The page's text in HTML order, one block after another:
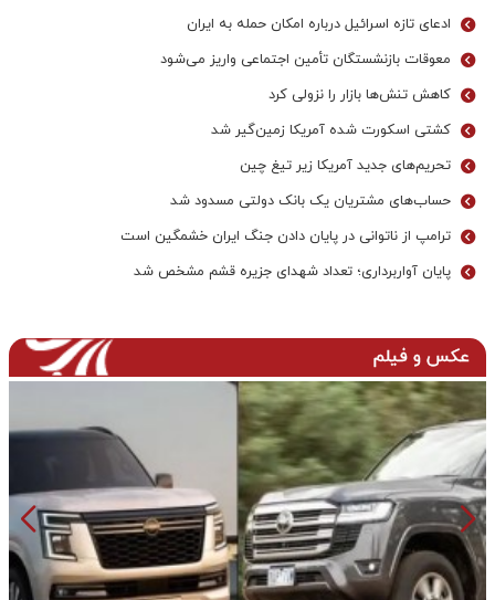
ادعای تازه اسرائیل درباره امکان حمله به ایران
معوقات بازنشستگان تأمین اجتماعی واریز می‌شود
کاهش تنش‌ها بازار را نزولی کرد
کشتی اسکورت شده آمریکا زمین‌گیر شد
تحریم‌های جدید آمریکا زیر تیغ چین
حساب‌های مشتریان یک بانک‌ دولتی مسدود شد
ترامپ از ناتوانی در پایان دادن جنگ ایران خشمگین است
پایان آواربرداری؛ تعداد شهدای جزیره قشم مشخص شد
عکس و فیلم